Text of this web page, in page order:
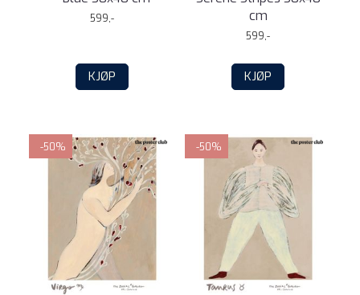
599,-
KJØP
cm
599,-
KJØP
-50% -50%